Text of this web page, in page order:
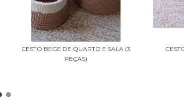
CESTO BEGE DE QUARTO E SALA (3
PEÇAS)